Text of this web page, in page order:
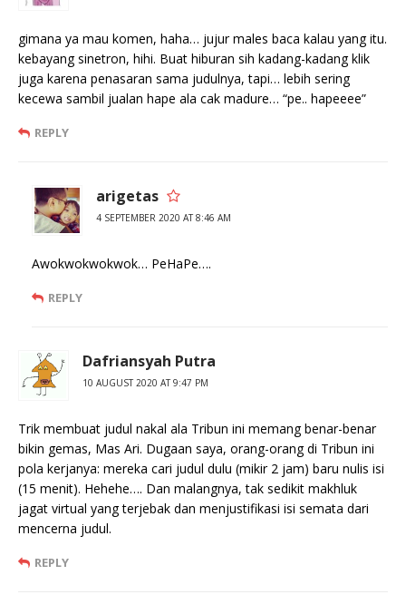
gimana ya mau komen, haha… jujur males baca kalau yang itu.
kebayang sinetron, hihi. Buat hiburan sih kadang-kadang klik
juga karena penasaran sama judulnya, tapi… lebih sering
kecewa sambil jualan hape ala cak madure… “pe.. hapeeee”
REPLY
arigetas
4 SEPTEMBER 2020 AT 8:46 AM
Awokwokwokwok… PeHaPe….
REPLY
Dafriansyah Putra
10 AUGUST 2020 AT 9:47 PM
Trik membuat judul nakal ala Tribun ini memang benar-benar
bikin gemas, Mas Ari. Dugaan saya, orang-orang di Tribun ini
pola kerjanya: mereka cari judul dulu (mikir 2 jam) baru nulis isi
(15 menit). Hehehe…. Dan malangnya, tak sedikit makhluk
jagat virtual yang terjebak dan menjustifikasi isi semata dari
mencerna judul.
REPLY